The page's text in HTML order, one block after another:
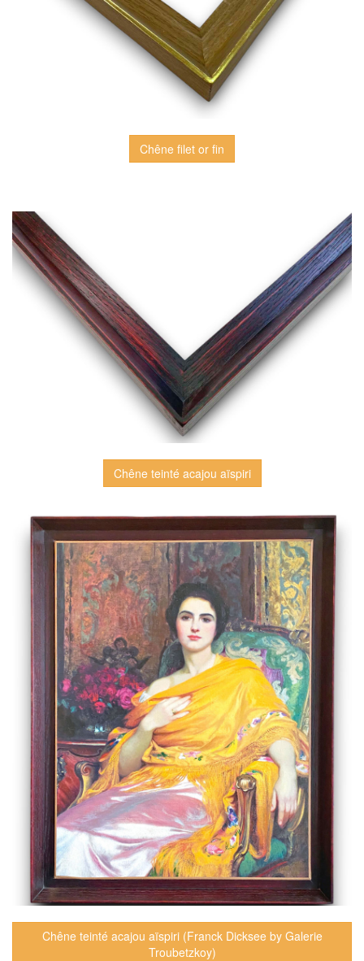
Chêne filet or fin
Chêne teinté acajou aïspiri
Chêne teinté acajou aïspiri (Franck Dicksee by Galerie
Troubetzkoy)